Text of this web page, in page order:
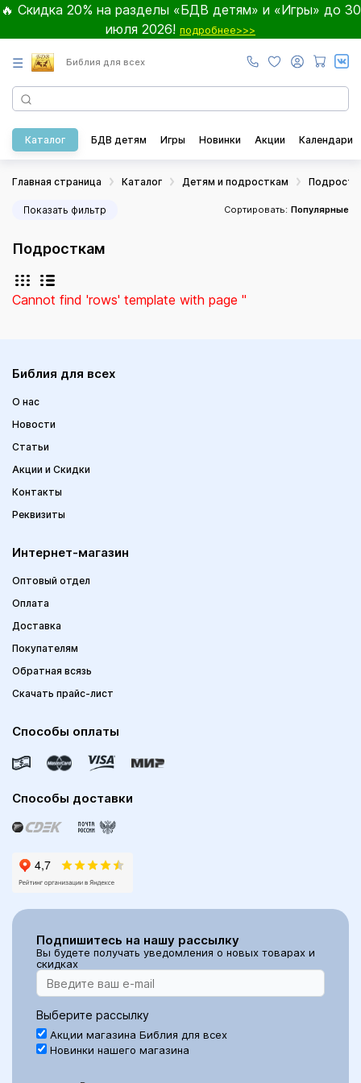
🔥 Скидка 20% на разделы «БДВ детям» и «Игры» до 30
июля 2026! подробнее>>>
☰ Библия для всех
Каталог БДВ детям Игры Новинки Акции Календари
Главная страница Каталог Детям и подросткам
Показать фильтр Сортировать: Популярные
Подросткам
Cannot find 'rows' template with page ''
Библия для всех
О нас
Новости
Статьи
Акции и Скидки
Контакты
Реквизиты
Интернет-магазин
Оптовый отдел
Оплата
Доставка
Покупателям
Обратная всязь
Скачать прайс-лист
Способы оплаты
Способы доставки
Подпишитесь на нашу рассылку
Вы будете получать уведомления о новых товарах и
скидках
Выберите рассылку
Акции магазина Библия для всех
Новинки нашего магазина